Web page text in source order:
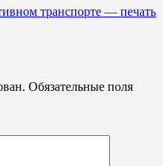
транспорте — печать
Обязательные поля